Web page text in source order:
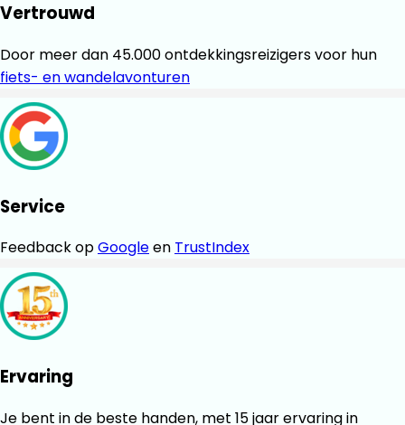
Vertrouwd
Door meer dan 45.000 ontdekkingsreizigers voor hun
fiets- en wandelavonturen
Service
Feedback opGoogleen TrustIndex
Ervaring
Je bent in de beste handen, met 15 jaar ervaring in